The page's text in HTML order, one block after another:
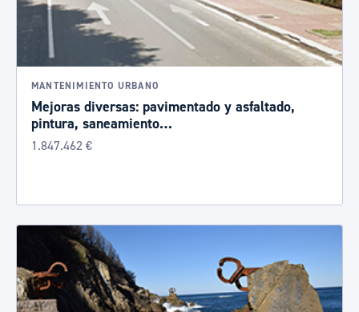
MANTENIMIENTO URBANO
Mejoras diversas: pavimentado y asfaltado,
pintura, saneamiento…
1.847.462 €